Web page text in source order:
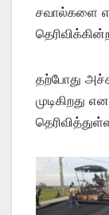
சவால்களை
தற்போது
முடிகிறது